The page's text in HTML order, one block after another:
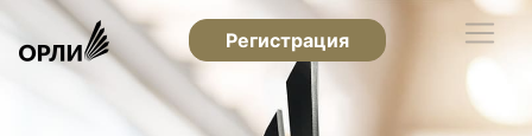
Регистрация